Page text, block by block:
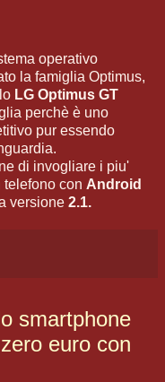
operativo
la famiglia Optimus,
LG Optimus GT
perchè è uno
pur essendo
di invogliare i piu'
con Android
versione 2.1.
smartphone
euro con